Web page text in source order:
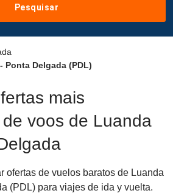
Pesquisar
Ponta Delgada (PDL)
mais
voos de Luanda
ofertas de vuelos baratos de Luanda
(PDL) para viajes de ida y vuelta.